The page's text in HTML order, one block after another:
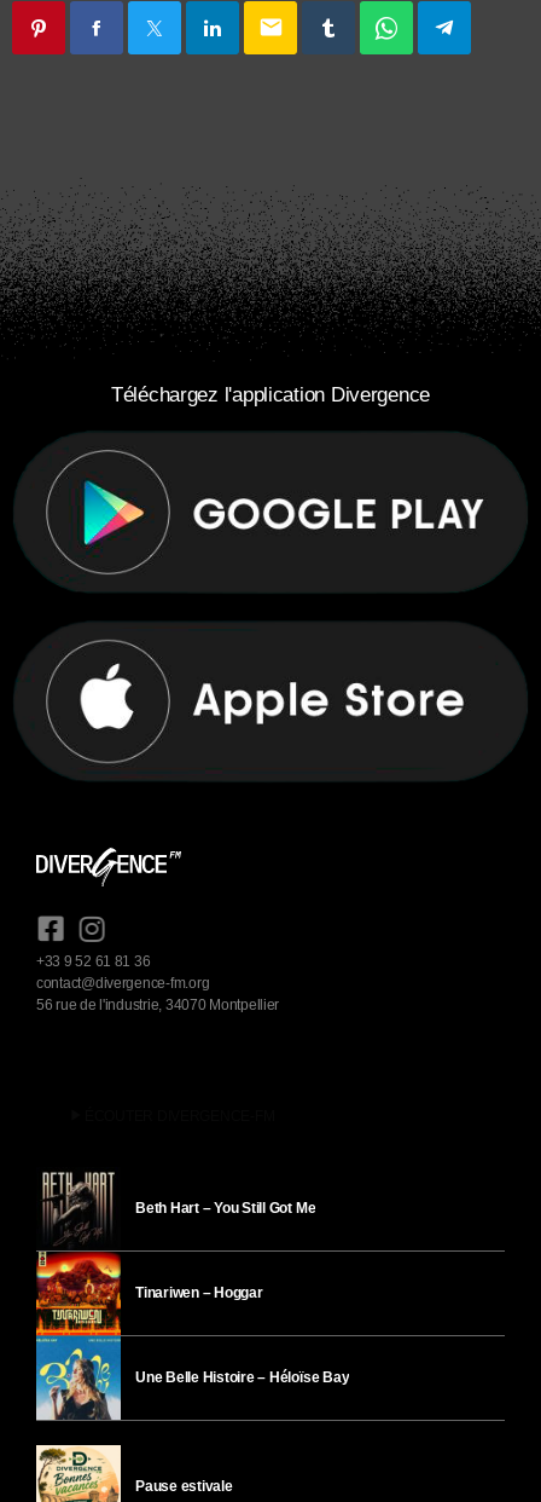
email
Téléchargez l'application Divergence
+33 9 52 61 81 36
contact@divergence-fm.org
56 rue de l'industrie, 34070 Montpellier
Beth Hart – You Still Got Me
Tinariwen – Hoggar
Une Belle Histoire – Héloïse Bay
Pause estivale